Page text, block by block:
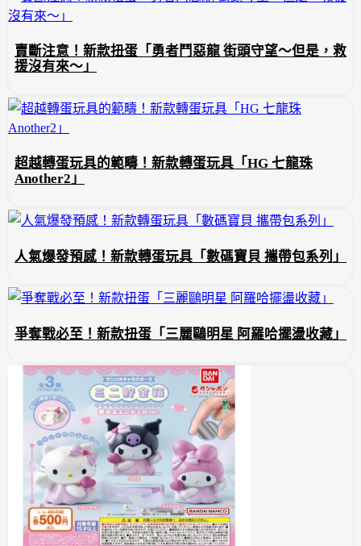
賣斷注意！新款扭蛋「勇者鬥惡龍 街頭守望～但是，救
援沒有來～」
超越轉蛋玩具的範疇！新款轉蛋玩具「HG 七龍珠
Another2」
人氣爆發預感！新款轉蛋玩具「數碼寶貝 攜帶包系列」
爭奪戰必至！新款扭蛋「三麗鷗明星 阿羅哈擺盪收藏」